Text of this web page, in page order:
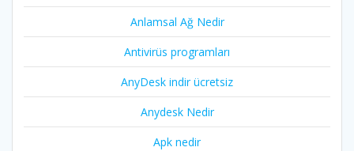
Anlamsal Ağ Nedir
Antivirüs programları
AnyDesk indir ücretsiz
Anydesk Nedir
Apk nedir